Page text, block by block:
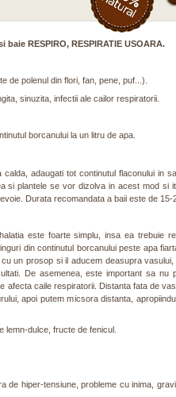
baie RESPIRO, RESPIRATIE USOARA.
de polenul din flori, fan, pene, puf...).
sinuzita, infectii ale cailor respiratorii.
borcanului la un litru de apa.
calda, adaugati tot continutul flaconului in
si plantele se vor dizolva in acest mod si
Durata recomandata a baii este de 15-
este foarte simplu, insa ea trebuie
din continutul borcanului peste apa
un prosop si il aducem deasupra
De asemenea, este important sa nu
afecta caile respiratorii. Distanta fata de
apoi putem micsora distanta,
dulce, fructe de fenicul.
hiper-tensiune, probleme cu inima,